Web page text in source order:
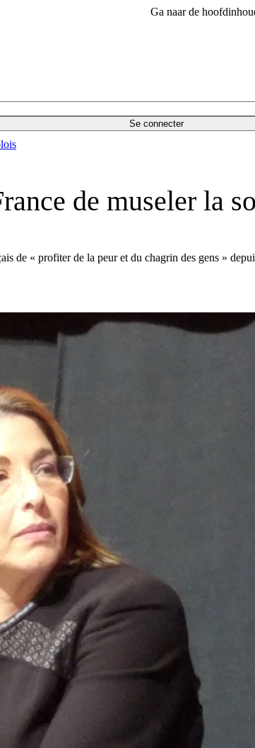
Ga naar de
Se connecter
de museler la
de « profiter de la peur et du chagrin des gens »